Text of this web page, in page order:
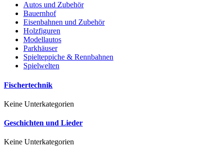
Autos und Zubehör
Bauernhof
Eisenbahnen und Zubehör
Holzfiguren
Modellautos
Parkhäuser
Spielteppiche & Rennbahnen
Spielwelten
Fischertechnik
Keine Unterkategorien
Geschichten und Lieder
Keine Unterkategorien